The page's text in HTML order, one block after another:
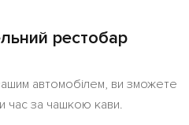
рестобар
автомобілем, ви зможете
час за чашкою кави.